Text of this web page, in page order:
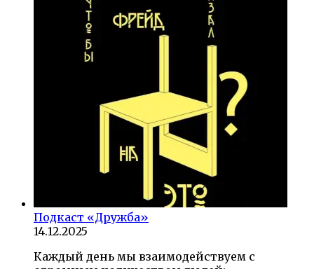
Подкаст «Дружба»
14.12.2025
Каждый день мы взаимодействуем с